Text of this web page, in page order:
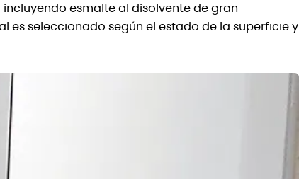
esmalte al disolvente de gran
es seleccionado según el estado de la superficie y